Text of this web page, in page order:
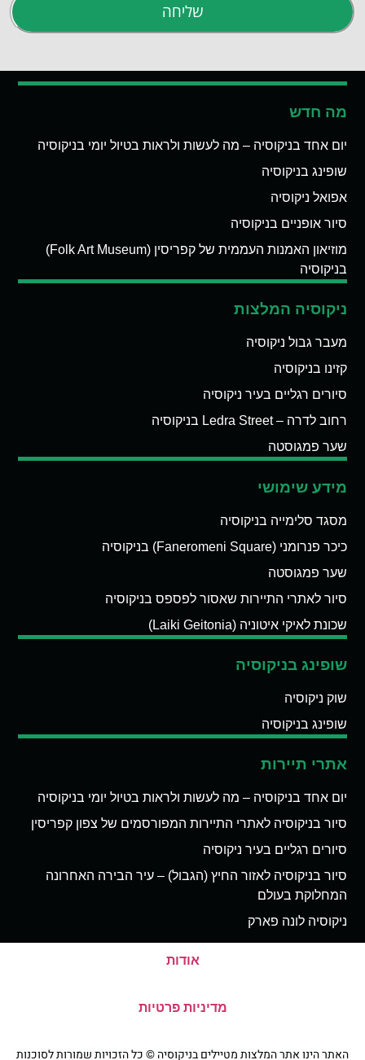
שליחה
מה חדש
יום אחד בניקוסיה – מה לעשות ולראות בטיול יומי בניקוסיה
שופינג בניקוסיה
אפואל ניקוסיה
סיור אופניים בניקוסיה
מוזיאון האמנות העממית של קפריסין (Folk Art Museum)
בניקוסיה
ניקוסיה המלצות
מעבר גבול ניקוסיה
קזינו בניקוסיה
סיורים רגליים בעיר ניקוסיה
רחוב לדרה – Ledra Street בניקוסיה
שער פמגוסטה
מידע שימושי
מסגד סלימייה בניקוסיה
כיכר פנרומני (Faneromeni Square) בניקוסיה
שער פמגוסטה
סיור לאתרי התיירות שאסור לפספס בניקוסיה
שכונת לאיקי איטוניה (Laiki Geitonia)
שופינג בניקוסיה
שוק ניקוסיה
שופינג בניקוסיה
אתרי תיירות
יום אחד בניקוסיה – מה לעשות ולראות בטיול יומי בניקוסיה
סיור בניקוסיה לאתרי התיירות המפורסמים של צפון קפריסין
סיורים רגליים בעיר ניקוסיה
סיור בניקוסיה לאזור החיץ (הגבול) – עיר הבירה האחרונה
המחלוקת בעולם
ניקוסיה לונה פארק
אודות
מדיניות פרטיות
האתר הינו אתר המלצות מטיילים בניקוסיה © כל הזכויות שמורות לסוכנות